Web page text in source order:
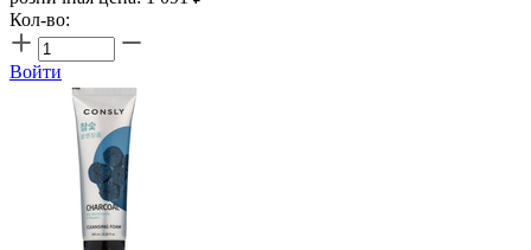
Кол-во:
Войти